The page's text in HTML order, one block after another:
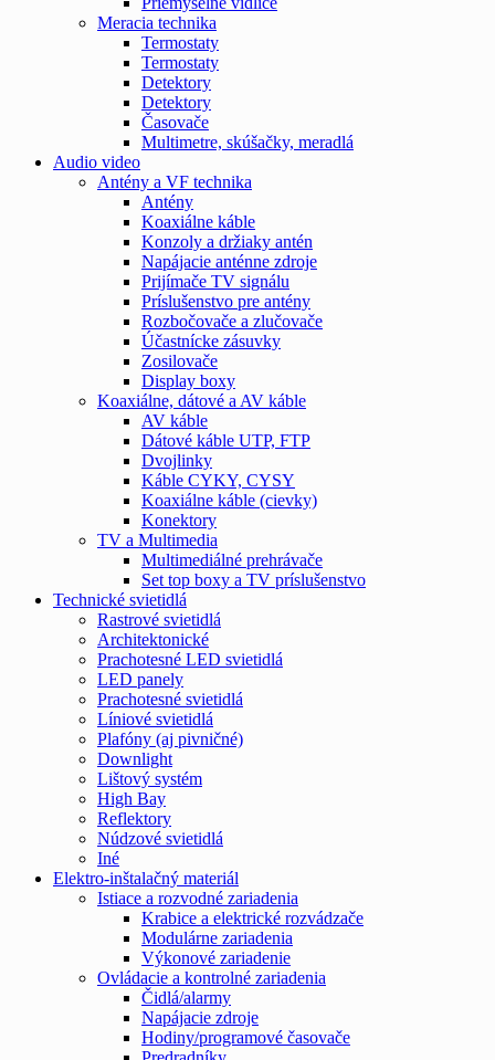
Meracia technika
Termostaty
Termostaty
Detektory
Detektory
Časovače
Multimetre, skúšačky, meradlá
Audio video
Antény a VF technika
Antény
Koaxiálne káble
Konzoly a držiaky antén
Napájacie anténne zdroje
Prijímače TV signálu
Príslušenstvo pre antény
Rozbočovače a zlučovače
Účastnícke zásuvky
Zosilovače
Display boxy
Koaxiálne, dátové a AV káble
AV káble
Dátové káble UTP, FTP
Dvojlinky
Káble CYKY, CYSY
Koaxiálne káble (cievky)
Konektory
TV a Multimedia
Multimediálné prehrávače
Set top boxy a TV príslušenstvo
Technické svietidlá
Rastrové svietidlá
Architektonické
Prachotesné LED svietidlá
LED panely
Prachotesné svietidlá
Líniové svietidlá
Plafóny (aj pivničné)
Downlight
Lištový systém
High Bay
Reflektory
Núdzové svietidlá
Iné
Elektro-inštalačný materiál
Istiace a rozvodné zariadenia
Krabice a elektrické rozvádzače
Modulárne zariadenia
Výkonové zariadenie
Ovládacie a kontrolné zariadenia
Čidlá/alarmy
Napájacie zdroje
Hodiny/programové časovače